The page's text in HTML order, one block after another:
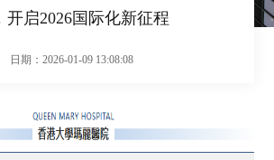
开启2026国际化新征程
日期：2026-01-09 13:08:08